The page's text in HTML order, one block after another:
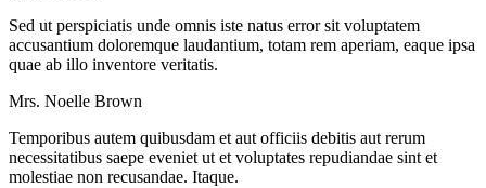
Sed ut perspiciatis unde omnis iste natus error sit voluptatem
accusantium doloremque laudantium, totam rem aperiam, eaque ipsa
quae ab illo inventore veritatis.
Mrs. Noelle Brown
Temporibus autem quibusdam et aut officiis debitis aut rerum
necessitatibus saepe eveniet ut et voluptates repudiandae sint et
molestiae non recusandae. Itaque.